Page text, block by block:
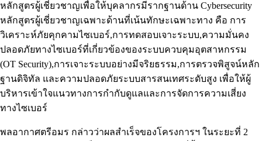
หลักสูตรผู้เชี่ยวชาญเพื่อให้บุคลากรมีรากฐานด้าน Cybersecurity
หลักสูตรผู้เชี่ยวชาญเฉพาะด้านที่เน้นทักษะเฉพาะทาง คือ การ
วิเคราะห์ภัยคุกคามไซเบอร์,การทดสอบเจาะระบบ,ความมั่นคง
ปลอดภัยทางไซเบอร์ที่เกี่ยวข้องของระบบควบคุมอุตสาหกรรม
(OT Security),การเจาะระบบอย่างมีจริยธรรม,การตรวจพิสูจน์หลัก
ฐานดิจิทัล และความปลอดภัยระบบสารสนเทศระดับสูง เพื่อให้ผู้
บริหารเข้าใจแนวทางการกำกับดูแลและการจัดการความเสี่ยง
ทางไซเบอร์
พลอากาศตรีอมร กล่าวว่าผลสำเร็จของโครงการฯ ในระยะที่ 2